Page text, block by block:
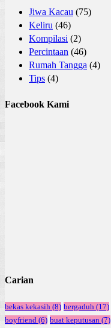
Jiwa Kacau (75)
Keliru (46)
Kompilasi (2)
Percintaan (46)
Rumah Tangga (4)
Tips (4)
Facebook Kami
Carian
bekas kekasih (8) bergaduh (17)
boyfriend (6) buat keputusan (7)